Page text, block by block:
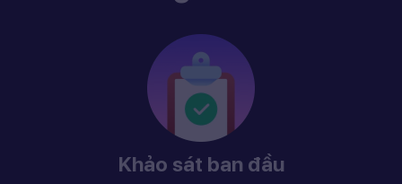
Khảo sát ban đầu